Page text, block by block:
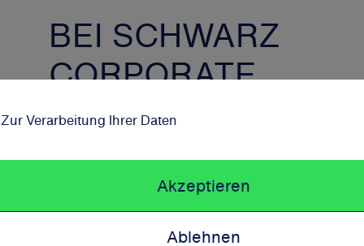
Verarbeitung Ihrer Daten
Ablehnen
Akzeptieren
BEI SCHWARZ
CORPORATE
SOLUTIONS
SCHAFFEN WIR
EIN UMFELD, IN
DEM DU